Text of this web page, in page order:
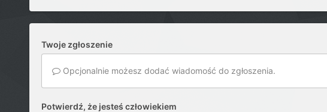
Twoje zgłoszenie
Opcjonalnie możesz dodać wiadomość do zgłoszenia.
Potwierdź, że jesteś człowiekiem